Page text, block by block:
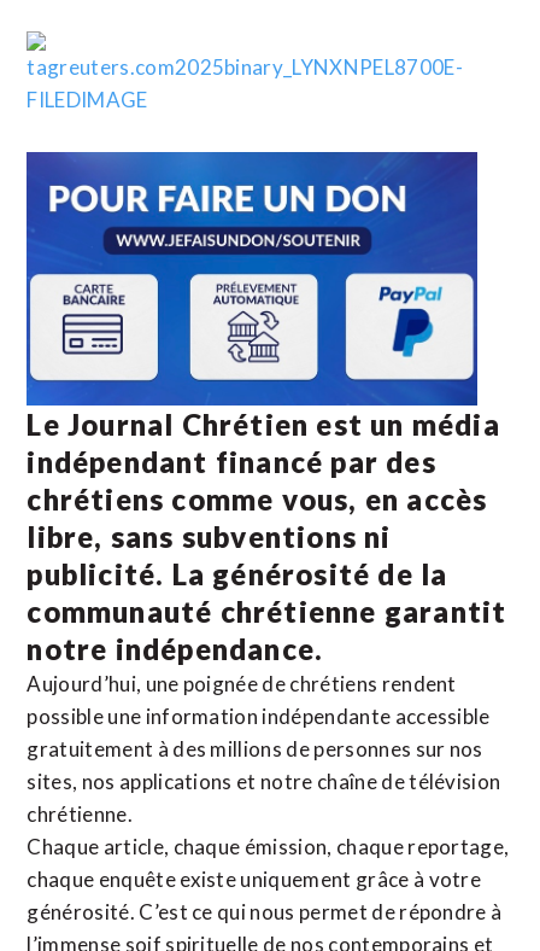
Le Journal Chrétien est un média
indépendant financé par des
chrétiens comme vous, en accès
libre, sans subventions ni
publicité. La générosité de la
communauté chrétienne garantit
notre indépendance.
Aujourd’hui, une poignée de chrétiens rendent
possible une information indépendante accessible
gratuitement à des millions de personnes sur nos
sites, nos applications et notre chaîne de télévision
chrétienne.
Chaque article, chaque émission, chaque reportage,
chaque enquête existe uniquement grâce à votre
générosité. C’est ce qui nous permet de répondre à
l’immense soif spirituelle de nos contemporains et